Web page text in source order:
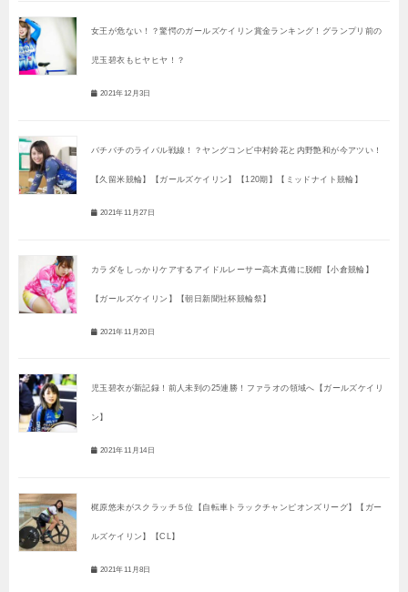
女王が危ない！？驚愕のガールズケイリン賞金ランキング！グランプリ前の
児玉碧衣もヒヤヒヤ！？
2021年12月3日
バチバチのライバル戦線！？ヤングコンビ中村鈴花と内野艶和が今アツい！
【久留米競輪】【ガールズケイリン】【120期】【ミッドナイト競輪】
2021年11月27日
カラダをしっかりケアするアイドルレーサー高木真備に脱帽【小倉競輪】
【ガールズケイリン】【朝日新聞社杯競輪祭】
2021年11月20日
児玉碧衣が新記録！前人未到の25連勝！ファラオの領域へ【ガールズケイリ
ン】
2021年11月14日
梶原悠未がスクラッチ５位【自転車トラックチャンピオンズリーグ】【ガー
ルズケイリン】【CL】
2021年11月8日